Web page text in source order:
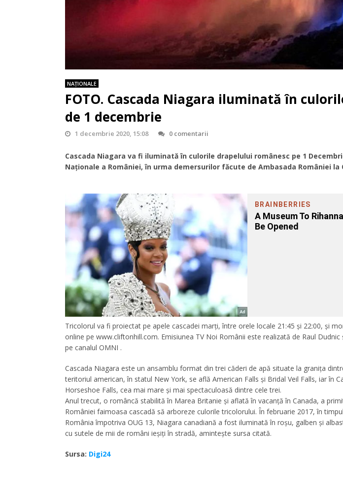
NAŢIONALE
FOTO. Cascada Niagara iluminată în
de 1 decembrie
1 decembrie 2020, 15:08 0 comentarii
Cascada Niagara va fi iluminată în culorile drapelului românesc pe 1
Naţionale a României, în urma demersurilor făcute de Ambasada României la
Tricolorul va fi proiectat pe apele cascadei marţi, între orele locale 21:45 şi 22:00, şi
online pe www.cliftonhill.com. Emisiunea TV Noi Românii este realizată de Raul
pe canalul OMNI .
Cascada Niagara este un ansamblu format din trei căderi de apă situate la graniţa
teritoriul american, în statul New York, se află American Falls şi Bridal Veil Falls, iar în
Horseshoe Falls, cea mai mare şi mai spectaculoasă dintre cele trei.
Anul trecut, o româncă stabilită în Marea Britanie şi aflată în vacanţă în Canada, a
României faimoasa cascadă să arboreze culorile tricolorului. În februarie 2017, în
România împotriva OUG 13, Niagara canadiană a fost iluminată în roşu, galben şi
cu sutele de mii de români ieşiţi în stradă, aminteşte sursa citată.
Sursa: Digi24